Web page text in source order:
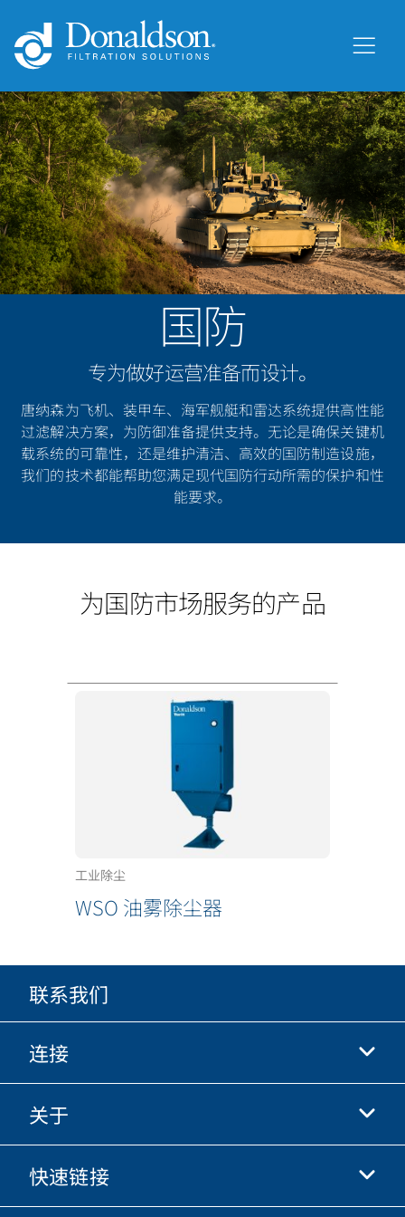
国防
专为做好运营准备而设计。
唐纳森为飞机、装甲车、海军舰艇和雷达系统提供高性能
过滤解决方案，为防御准备提供支持。无论是确保关键机
载系统的可靠性，还是维护清洁、高效的国防制造设施，
我们的技术都能帮助您满足现代国防行动所需的保护和性
能要求。
为国防市场服务的产品
工业除尘
WSO 油雾除尘器
联系我们
连接
抖音
快手
优酷
关于
关于我们
快速链接